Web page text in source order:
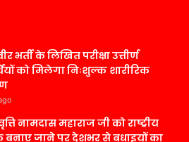
भर्ती के लिखित परीक्षा उत्तीर्ण
को मिलेगा निःशुल्क शारीरिक
नामदास महाराज जी को राष्ट्रीय
बनाए जाने पर देशभर से बधाइयों का